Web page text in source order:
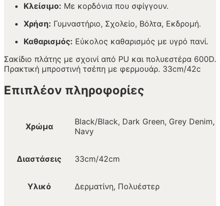
Κλείσιμο: Με κορδόνια που σφίγγουν.
Χρήση: Γυμναστήριο, Σχολείο, Βόλτα, Εκδρομή.
Καθαρισμός: Εύκολος καθαρισμός με υγρό πανί.
Σακίδιο πλάτης με σχοινί από PU και πολυεστέρα 600D.
Πρακτική μπροστινή τσέπη με φερμουάρ. 33cm/42c
Επιπλέον πληροφορίες
Χρώμα
Black/Black, Dark Green, Grey Denim,
Navy
Διαστάσεις 33cm/42cm
Υλικό Δερματίνη, Πολυέστερ